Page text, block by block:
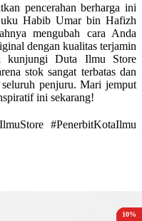
pencerahan berharga ini
Habib Umar bin Hafizh
mengubah cara Anda
dengan kualitas terjamin
kunjungi Duta Ilmu Store
stok sangat terbatas dan
penjuru. Mari jemput
ini sekarang!
#PenerbitKotaIlmu
15%
15%
15%
15%
10%